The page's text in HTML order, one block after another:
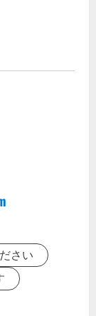
さい